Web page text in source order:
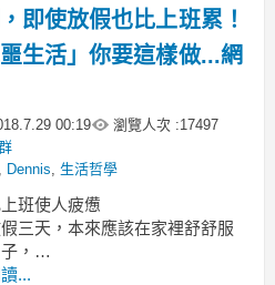
即使放假也比上班累！
生活」你要這樣做...網
00:19 瀏覽人次 :17497
, Dennis, 生活哲學
班使人疲憊
三天，本來應該在家裡舒舒服
，
，或是到郊外走走抒發身心，
...